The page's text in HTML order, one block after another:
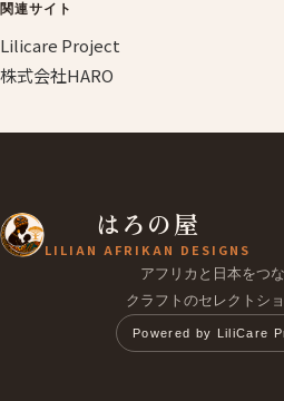
関連サイト
Lilicare Project
株式会社HARO
はろの屋
LILIAN AFRIKAN DESIGNS
アフリカと日本をつな
クラフトのセレクトショ
Powered by LiliCare